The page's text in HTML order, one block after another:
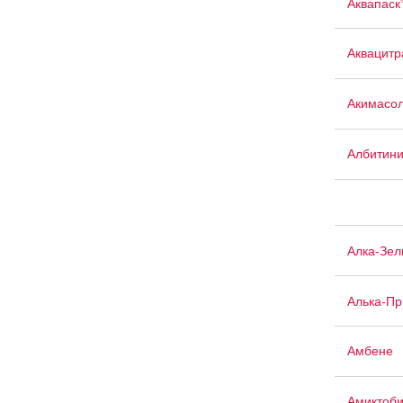
Аквапаск
Алка-
Алька-
Амбене